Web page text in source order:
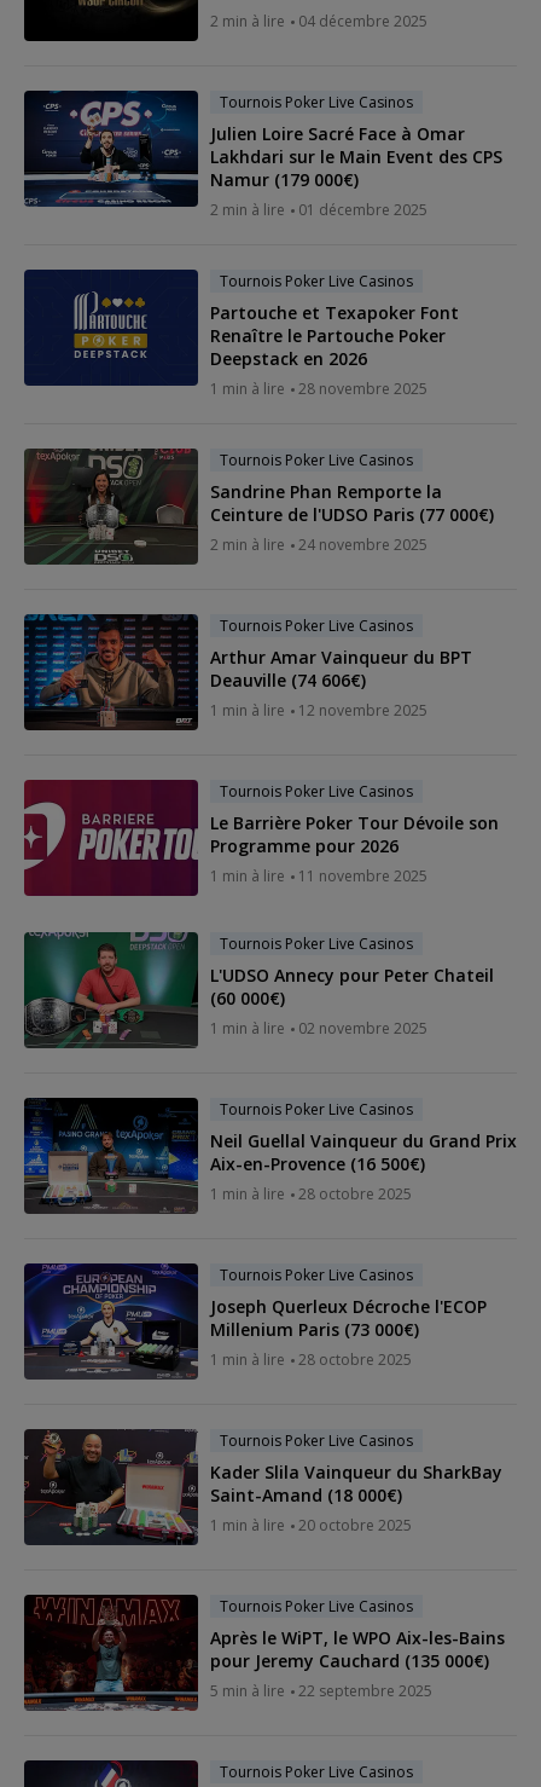
2 min à lire 04 décembre 2025
Tournois Poker Live Casinos
Julien Loire Sacré Face à Omar
Lakhdari sur le Main Event des CPS
Namur (179 000€)
2 min à lire 01 décembre 2025
Tournois Poker Live Casinos
Partouche et Texapoker Font
Renaître le Partouche Poker
Deepstack en 2026
1 min à lire 28 novembre 2025
Tournois Poker Live Casinos
Sandrine Phan Remporte la
Ceinture de l'UDSO Paris (77 000€)
2 min à lire 24 novembre 2025
Tournois Poker Live Casinos
Arthur Amar Vainqueur du BPT
Deauville (74 606€)
1 min à lire 12 novembre 2025
Tournois Poker Live Casinos
Le Barrière Poker Tour Dévoile son
Programme pour 2026
1 min à lire 11 novembre 2025
Tournois Poker Live Casinos
L'UDSO Annecy pour Peter Chateil
(60 000€)
1 min à lire 02 novembre 2025
Tournois Poker Live Casinos
Neil Guellal Vainqueur du Grand Prix
Aix-en-Provence (16 500€)
1 min à lire 28 octobre 2025
Tournois Poker Live Casinos
Joseph Querleux Décroche l'ECOP
Millenium Paris (73 000€)
1 min à lire 28 octobre 2025
Tournois Poker Live Casinos
Kader Slila Vainqueur du SharkBay
Saint-Amand (18 000€)
1 min à lire 20 octobre 2025
Tournois Poker Live Casinos
Après le WiPT, le WPO Aix-les-Bains
pour Jeremy Cauchard (135 000€)
5 min à lire 22 septembre 2025
Tournois Poker Live Casinos